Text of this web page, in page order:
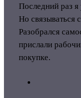
Последний раз я
Но связываться
Разобрался
прислали
покупке.